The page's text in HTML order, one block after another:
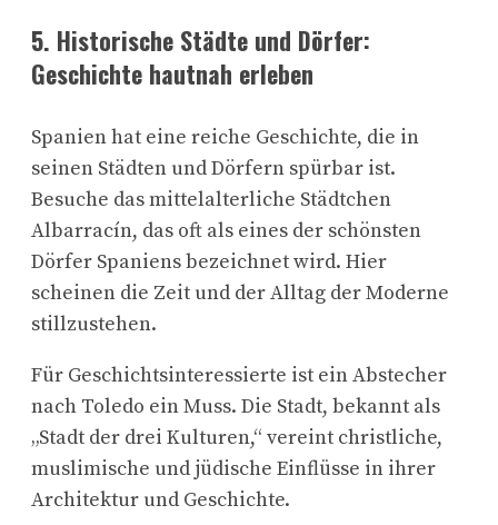
5. Historische Städte und Dörfer:
Geschichte hautnah erleben
Spanien hat eine reiche Geschichte, die in
seinen Städten und Dörfern spürbar ist.
Besuche das mittelalterliche Städtchen
Albarracín, das oft als eines der schönsten
Dörfer Spaniens bezeichnet wird. Hier
scheinen die Zeit und der Alltag der Moderne
stillzustehen.
Für Geschichtsinteressierte ist ein Abstecher
nach Toledo ein Muss. Die Stadt, bekannt als
„Stadt der drei Kulturen,“ vereint christliche,
muslimische und jüdische Einflüsse in ihrer
Architektur und Geschichte.